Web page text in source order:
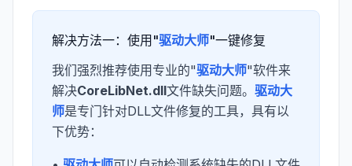
解决方法一：使用"驱动大师"一键修复
我们强烈推荐使用专业的"驱动大师"软件来
解决CoreLibNet.dll文件缺失问题。 驱动大
师是专门针对DLL文件修复的工具，具有以
下优势：